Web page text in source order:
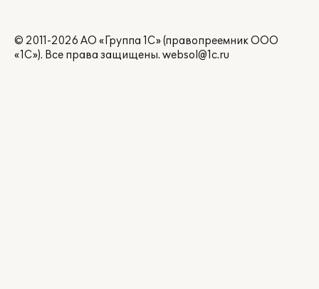
© 2011-2026 АО «Группа 1С» (правопреемник ООО
«1С»). Все права защищены. websol@1c.ru